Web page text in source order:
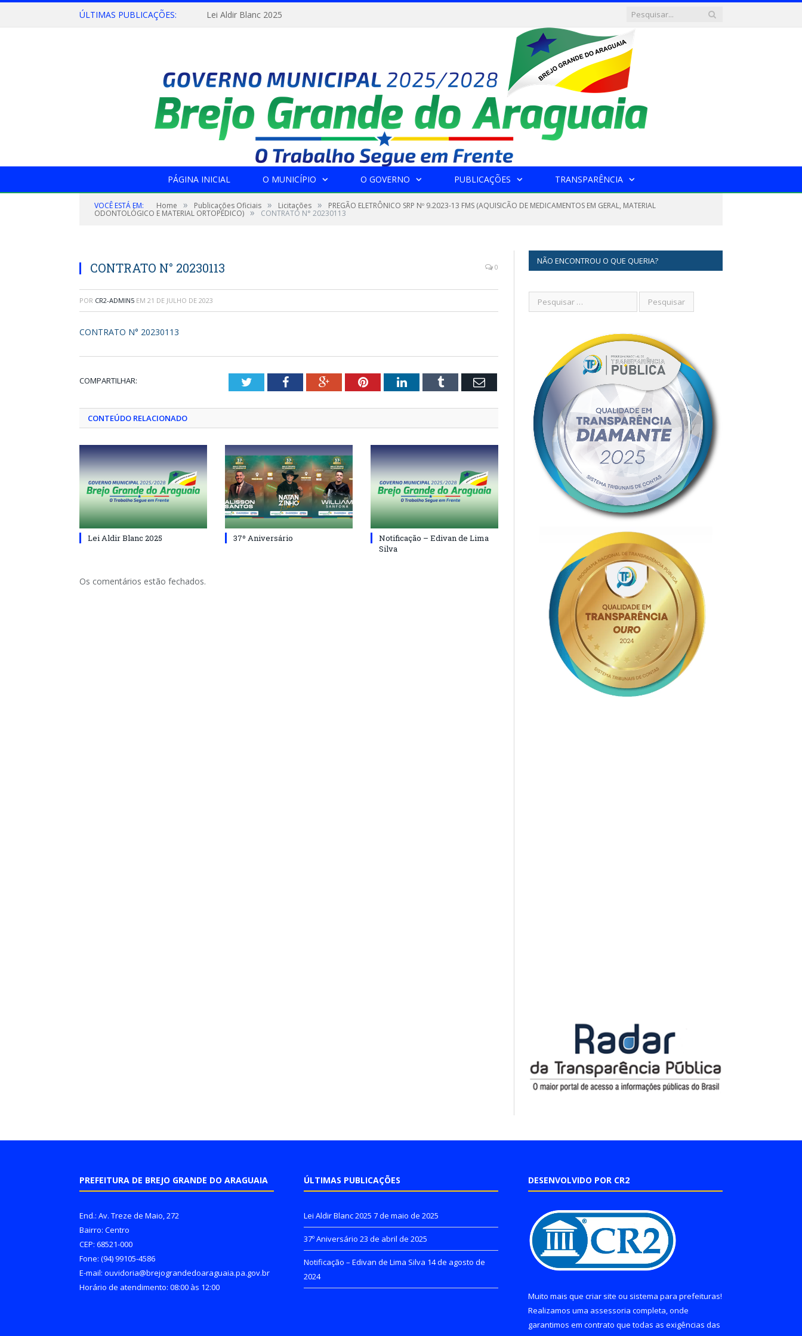
ÚLTIMAS PUBLICAÇÕES: Lei Aldir Blanc 2025
PÁGINA INICIAL O MUNICÍPIO O GOVERNO PUBLICAÇÕES TRANSPARÊNCIA
VOCÊ ESTÁ EM: Home » Publicações Oficiais » Licitações » PREGÃO ELETRÔNICO SRP Nº 9.2023-13 FMS (AQUISICÃO DE MEDICAMENTOS EM GERAL, MATERIAL
ODONTOLÓGICO E MATERIAL ORTOPÉDICO) » CONTRATO N° 20230113
CONTRATO N° 20230113 0
POR CR2-ADMIN5 EM 21 DE JULHO DE 2023
CONTRATO N° 20230113
COMPARTILHAR: TwitterFacebookGoogle+PinterestLinkedInTumblr Email
CONTEÚDO RELACIONADO
Lei Aldir Blanc 2025 37º Aniversário
Notificação – Edivan de Lima
Silva
Os comentários estão fechados.
NÃO ENCONTROU O QUE QUERIA?
PREFEITURA DE BREJO GRANDE DO ARAGUAIA
End.: Av. Treze de Maio, 272
Bairro: Centro
CEP: 68521-000
Fone: (94) 99105-4586
E-mail: ouvidoria@brejograndedoaraguaia.pa.gov.br
Horário de atendimento: 08:00 às 12:00
ÚLTIMAS PUBLICAÇÕES
Lei Aldir Blanc 2025 7 de maio de 2025
37º Aniversário 23 de abril de 2025
Notificação – Edivan de Lima Silva 14 de agosto de
2024
DESENVOLVIDO POR CR2
Muito mais que criar site ou sistema para prefeituras!
Realizamos uma assessoria completa, onde
garantimos em contrato que todas as exigências das